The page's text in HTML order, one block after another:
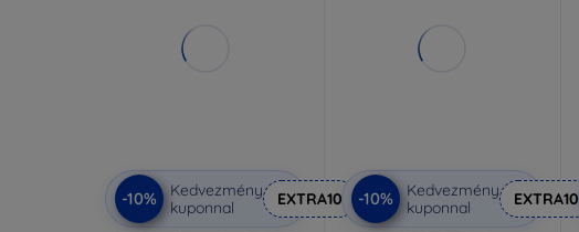
-10%
Kedvezmény
kuponnal
EXTRA10 -10%
Kedvezmény
kuponnal
EXTRA10